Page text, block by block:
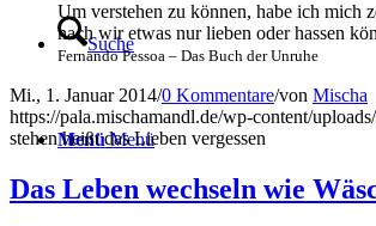
Suche
Menü Menü
Um ver­ste­hen zu kön­nen, habe ich mich
nach wir etwas nur lie­ben oder has­sen
Fer­nan­do Pes­soa – Das Buch der Unruhe
Mi., 1. Januar 2014/0 Kommentare/von Mischa
https://pala.mischamandl.de/wp-content/
ste­hen heißt das Lie­ben vergessen
Das Leben wech­seln wie